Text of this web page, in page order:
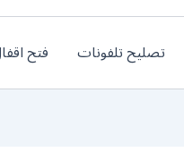
تصليح تلفونات فتح